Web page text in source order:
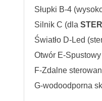
Słupki B-4
Silnik C (dla
Światło D-Led
Otwór E-Spustowy
F-Zdalne
G-wodoodporna